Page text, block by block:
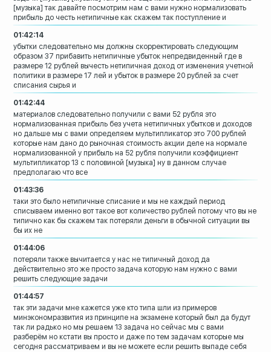
[музыка] так давайте посмотрим нам с вами нужно нормализовать
прибыль до честь нетипичные как скажем так поступление и
01:42:14
убытки следовательно мы должны скорректировать следующим
образом 37 прибавить нетипичные убыток непредвиденный где в
размере 12 рублей вычесть нетипичная доход от изменения учетной
политики в размере 17 лей и убыток в размере 20 рублей за счет
списания сырья и
01:42:44
материалов следовательно получили с вами 52 рубля это
нормализованная прибыль без учета нетипичных убытков и доходов
но дальше мы с вами определяем мультипликатор это 700 рублей
которые нам дано до рыночная стоимость акции деле на нормале
нормализованной у прибыль на 52 рубля получили коэффициент
мультипликатор 13 с половиной [музыка] ну в данном случае
предполагаю что все
01:43:36
таки это было нетипичные списание и мы не каждый период
списываем именно вот такое вот количество рублей потому что вы не
типично как бы скажем так потеряли деньги в обычной ситуации вы
бы их не
01:44:06
потеряли также вычитается у нас не типичный доход да
действительно это же просто задача которую нам нужно с вами
решить следующие задачи
01:44:57
так эти задачи мне кажется уже кто типа шли из примеров
минэкономразвития из принципе на экзамене который был да будут
так ли радько но мы решаем 13 задача но сейчас мы с вами
разберём но кстати вы просто и даже по тем задачам которые мы
сегодня рассматриваем и вы не можете если решить выпаде себя